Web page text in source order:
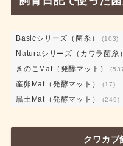
Basicシリーズ（菌糸） (103)
Naturaシリーズ（カワラ菌糸
きのこMat（発酵マット）
産卵Mat（発酵マット） (17)
黒土Mat（発酵マット） (249)
クワカブ